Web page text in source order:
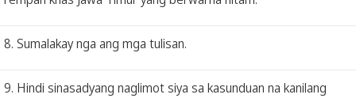
8. Sumalakay nga ang mga tulisan.
9. Hindi sinasadyang naglimot siya sa kasunduan na kanilang